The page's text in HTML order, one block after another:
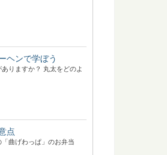
ヘンで学ぼう
りますか？ 丸太をどのよ
点
曲げわっぱ」のお弁当